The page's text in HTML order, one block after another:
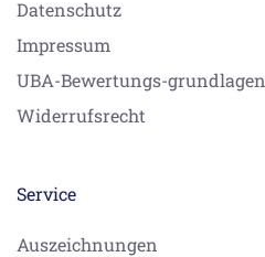
Datenschutz
Impressum
UBA-Bewertungs-grundlagen
Widerrufsrecht
Service
Auszeichnungen